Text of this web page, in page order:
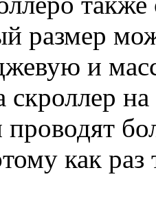
размер
и
скроллер
как раз